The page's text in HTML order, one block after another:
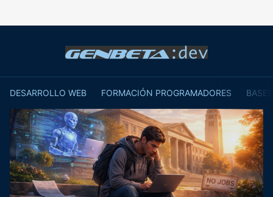
DESARROLLO WEB FORMACIÓN PROGRAMADORES